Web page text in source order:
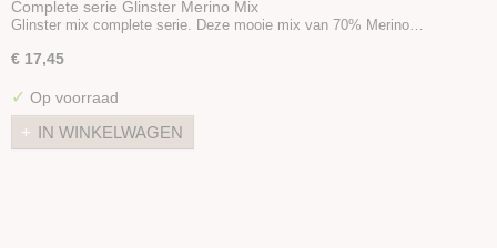
Complete serie Glinster Merino Mix
Glinster mix complete serie. Deze mooie mix van 70% Merino…
€ 17,45
✓ Op voorraad
IN WINKELWAGEN